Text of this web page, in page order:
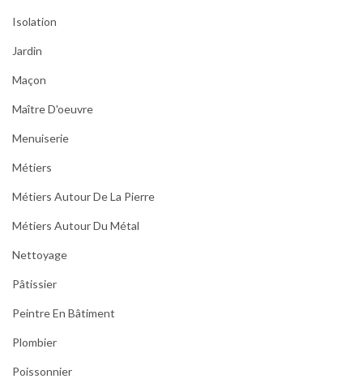
Isolation
Jardin
Maçon
Maître D'oeuvre
Menuiserie
Métiers
Métiers Autour De La Pierre
Métiers Autour Du Métal
Nettoyage
Pâtissier
Peintre En Bâtiment
Plombier
Poissonnier